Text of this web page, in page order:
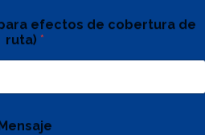
efectos de cobertura de
ruta) *